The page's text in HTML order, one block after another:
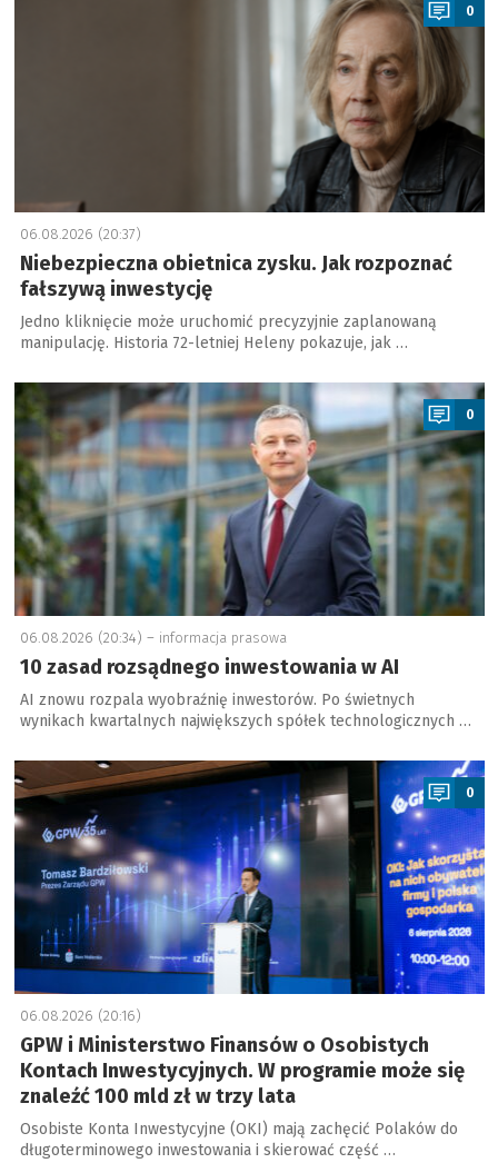
0
06.08.2026 (20:37)
Niebezpieczna obietnica zysku. Jak rozpoznać
fałszywą inwestycję
Jedno kliknięcie może uruchomić precyzyjnie zaplanowaną
manipulację. Historia 72-letniej Heleny pokazuje, jak …
a
0
06.08.2026 (20:34) – informacja prasowa
10 zasad rozsądnego inwestowania w AI
AI znowu rozpala wyobraźnię inwestorów. Po świetnych
wynikach kwartalnych największych spółek technologicznych …
a
0
06.08.2026 (20:16)
GPW i Ministerstwo Finansów o Osobistych
Kontach Inwestycyjnych. W programie może się
znaleźć 100 mld zł w trzy lata
Osobiste Konta Inwestycyjne (OKI) mają zachęcić Polaków do
długoterminowego inwestowania i skierować część …